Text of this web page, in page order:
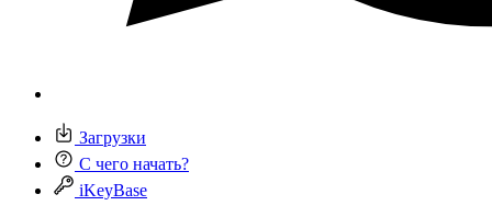
Загрузки
С чего начать?
iKeyBase